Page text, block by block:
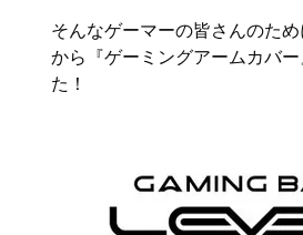
そんなゲーマーの皆さんのた
から『ゲーミングアームカバ
た！